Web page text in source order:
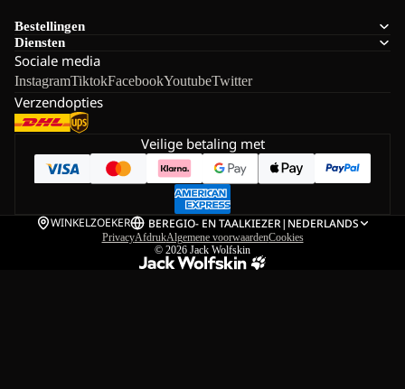
Bestellingen
Diensten
Sociale media
InstagramTiktokFacebookYoutubeTwitter
Verzendopties
Veilige betaling met
WINKELZOEKER BEREGIO- EN TAALKIEZER| NEDERLANDS
PrivacyAfdrukAlgemene voorwaardenCookies
© 2026 Jack Wolfskin